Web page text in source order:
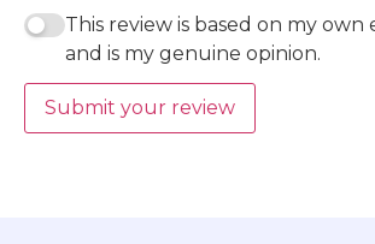
This review is based on my own
and is my genuine opinion.
Submit your review